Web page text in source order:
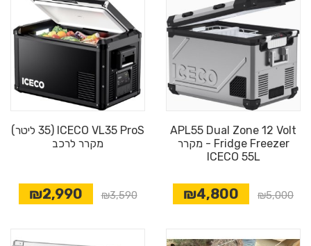
APL55 Dual Zone 12 Volt
Fridge Freezer - מקרר
ICECO 55L
₪5,000
₪4,800
ICECO VL35 ProS (35 ליטר)
מקרר לרכב
₪3,590
₪2,990